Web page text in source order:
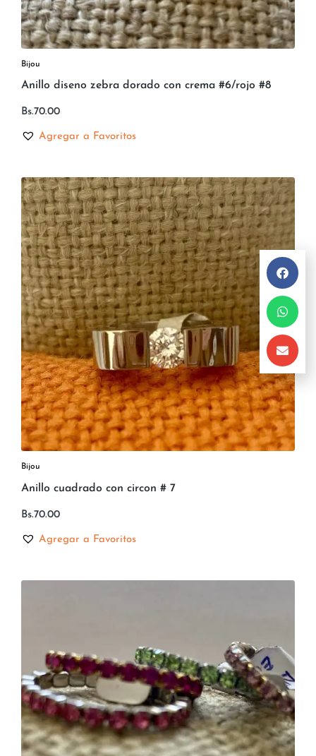
Bijou
Anillo diseno zebra dorado con crema #6/rojo #8
Bs.70.00
Agregar a Favoritos
Bijou
Anillo cuadrado con circon # 7
Bs.70.00
Agregar a Favoritos